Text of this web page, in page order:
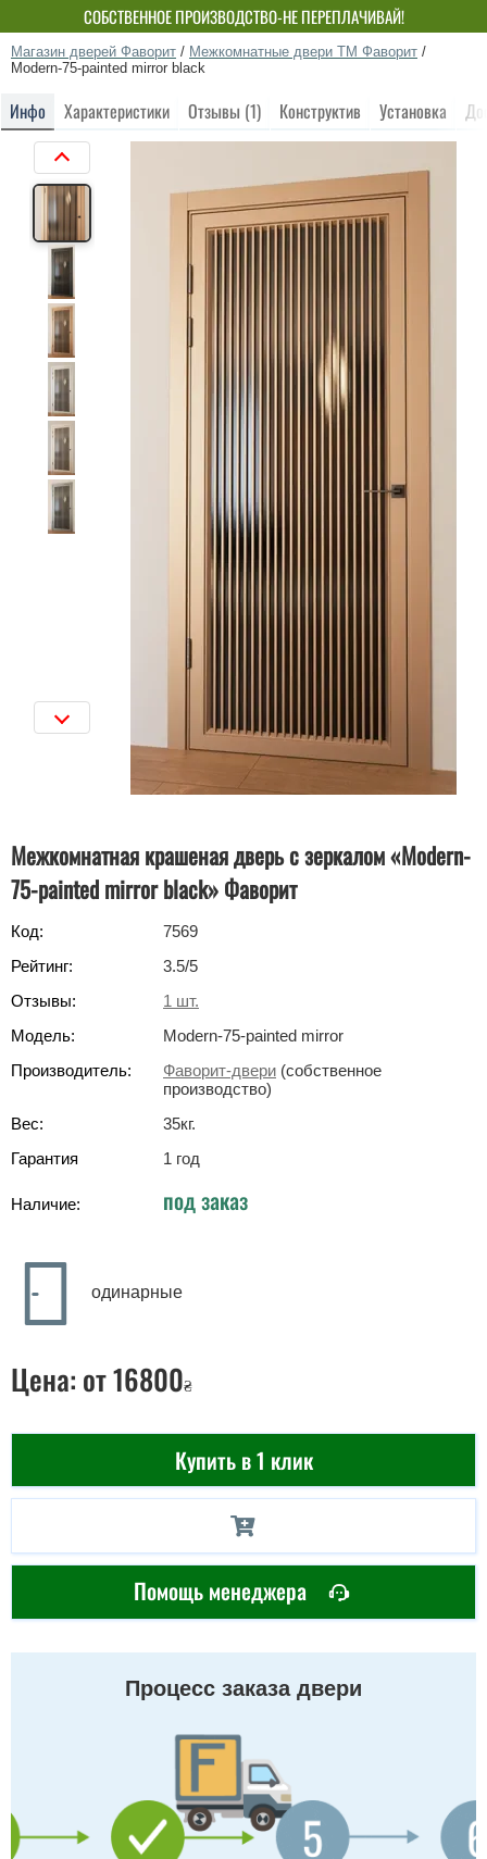
СОБСТВЕННОЕ ПРОИЗВОДСТВО-НЕ ПЕРЕПЛАЧИВАЙ!
Магазин дверей Фаворит / Межкомнатные двери ТМ Фаворит /
Modern-75-painted mirror black
Инфо Характеристики Отзывы (1) Конструктив Установка
Межкомнатная крашеная дверь с зеркалом «Modern-
75-painted mirror black» Фаворит
Код:
7569
Рейтинг:
3.5/5
Отзывы:
1 шт.
Модель:
Modern-75-painted mirror
Производитель:
Фаворит-двери (собственное
производство)
Вес:
35кг.
Гарантия
1 год
Наличие: под заказ
одинарные
Цена: от 16800₴
Купить в 1 клик
Помощь менеджера
Процесс заказа двери